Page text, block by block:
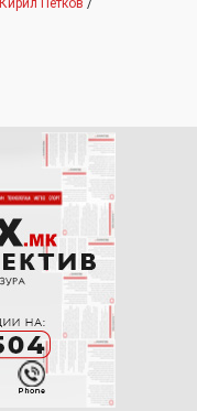
Кирил Петков /